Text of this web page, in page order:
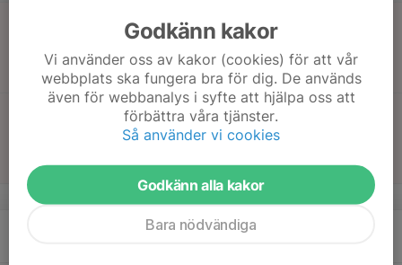
Match mot IF Norcopensarna E
BT - Träningsgrupp
Division 7
Yasaka Arena, Gumpkekullavägen, Linköping
Match mot Linköpings PK F
BT - Träningsgrupp
Yasaka Arena, Gumpkekullavägen, Linköping
Pingisträning silver BT - Träningsgrupp
Godkänn kakor
Vi använder oss av kakor (cookies) för att vår
webbplats ska fungera bra för dig. De används
även för webbanalys i syfte att hjälpa oss att
förbättra våra tjänster.
Så använder vi cookies
Godkänn alla kakor
Bara nödvändiga